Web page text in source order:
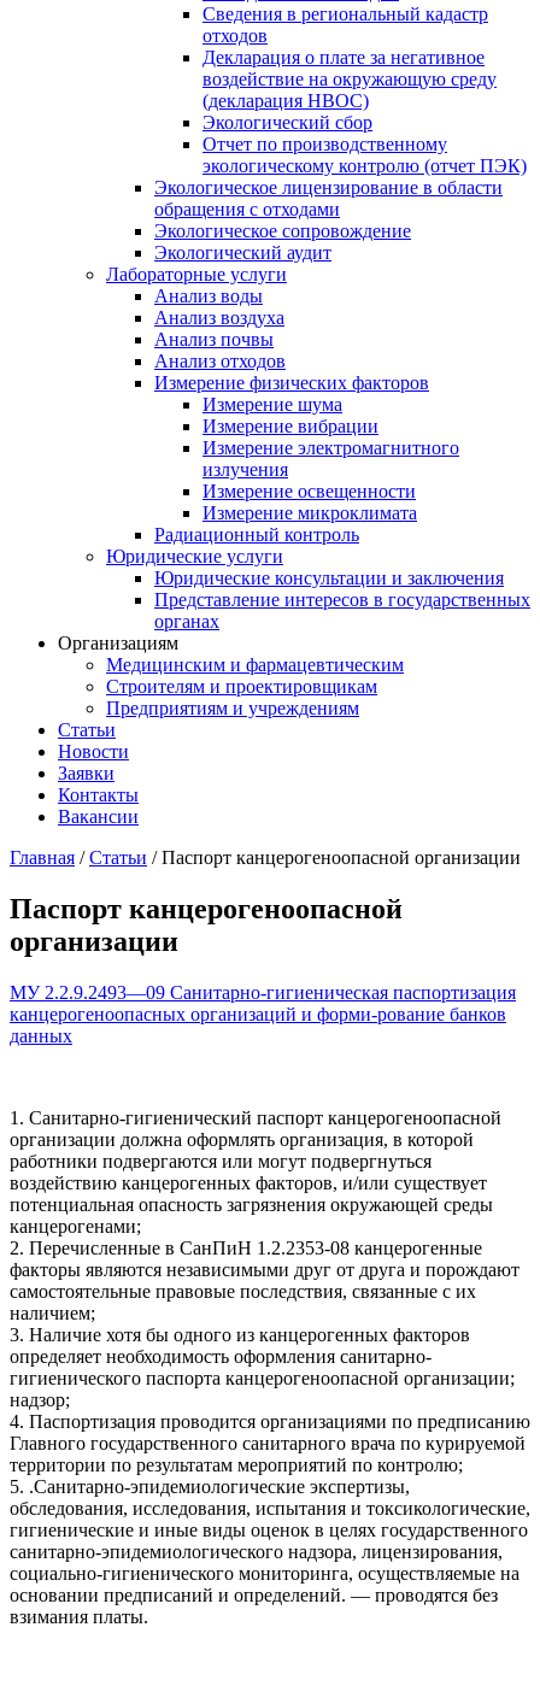
Сведения в региональный кадастр
отходов
Декларация о плате за негативное
воздействие на окружающую среду
(декларация НВОС)
Экологический сбор
Отчет по производственному
экологическому контролю (отчет ПЭК)
Экологическое лицензирование в области
обращения с отходами
Экологическое сопровождение
Экологический аудит
Лабораторные услуги
Анализ воды
Анализ воздуха
Анализ почвы
Анализ отходов
Измерение физических факторов
Измерение шума
Измерение вибрации
Измерение электромагнитного
излучения
Измерение освещенности
Измерение микроклимата
Радиационный контроль
Юридические услуги
Юридические консультации и заключения
Представление интересов в государственных
органах​
Организациям
Медицинским и фармацевтическим
Строителям и проектировщикам
Предприятиям и учреждениям
Статьи
Новости
Заявки
Контакты
Вакансии
Главная /Статьи /Паспорт канцерогеноопасной организации
Паспорт канцерогеноопасной
организации
МУ 2.2.9.2493—09 Санитарно-гигиеническая паспортизация
канцерогеноопасных организаций и форми-рование банков
данных
1. Санитарно-гигиенический паспорт канцерогеноопасной
организации должна оформлять организация, в которой
работники подвергаются или могут подвергнуться
воздействию канцерогенных факторов, и/или существует
потенциальная опасность загрязнения окружающей среды
канцерогенами;
2. Перечисленные в СанПиН 1.2.2353-08 канцерогенные
факторы являются независимыми друг от друга и порождают
самостоятельные правовые последствия, связанные с их
наличием;
3. Наличие хотя бы одного из канцерогенных факторов
определяет необходимость оформления санитарно-
гигиенического паспорта канцерогеноопасной организации;
надзор;
4. Паспортизация проводится организациями по предписанию
Главного государственного санитарного врача по курируемой
территории по результатам мероприятий по контролю;
5. .Санитарно-эпидемиологические экспертизы,
обследования, исследования, испытания и токсикологические,
гигиенические и иные виды оценок в целях государственного
санитарно-эпидемиологического надзора, лицензирования,
социально-гигиенического мониторинга, осуществляемые на
основании предписаний и определений. — проводятся без
взимания платы.